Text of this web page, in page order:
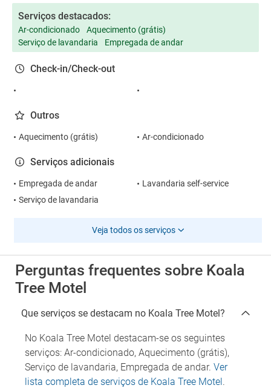
Serviços destacados:
Ar-condicionado
Aquecimento (grátis)
Serviço de lavandaria
Empregada de andar
Check-in/Check-out
Outros
Aquecimento (grátis) Ar-condicionado
Serviços adicionais
Empregada de andar
Lavandaria self-service
Serviço de lavandaria
Veja todos os serviços
Perguntas frequentes sobre Koala
Tree Motel
Que serviços se destacam no Koala Tree Motel?
No Koala Tree Motel destacam-se os seguintes
serviços: Ar-condicionado, Aquecimento (grátis),
Serviço de lavandaria, Empregada de andar. Ver
lista completa de serviços de Koala Tree Motel.